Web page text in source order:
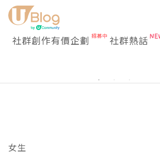
社群創作有價企劃 社群熱話
女生